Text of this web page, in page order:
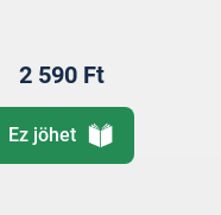
2 590 Ft
Ez jöhet